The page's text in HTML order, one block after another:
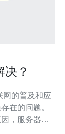
？
在的问题。
，服务器延